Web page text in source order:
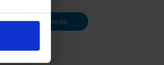
Vai alla scheda